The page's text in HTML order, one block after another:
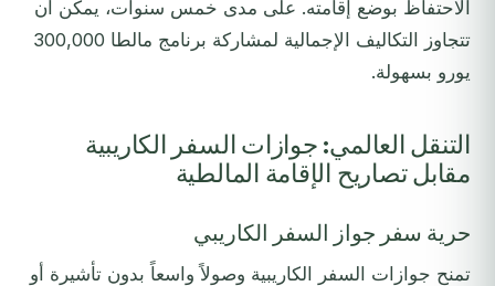
الاحتفاظ بوضع إقامته. على مدى خمس سنوات، يمكن أن
تتجاوز التكاليف الإجمالية لمشاركة برنامج مالطا 300,000
يورو بسهولة.
التنقل العالمي: جوازات السفر الكاريبية
مقابل تصاريح الإقامة المالطية
حرية سفر جواز السفر الكاريبي
تمنح جوازات السفر الكاريبية وصولاً واسعاً بدون تأشيرة أو